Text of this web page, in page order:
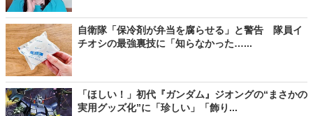
自衛隊「保冷剤が弁当を腐らせる」と警告 隊員イ
チオシの最強裏技に「知らなかった…...
「ほしい！」初代『ガンダム』ジオングの“まさかの
実用グッズ化”に「珍しい」「飾り...